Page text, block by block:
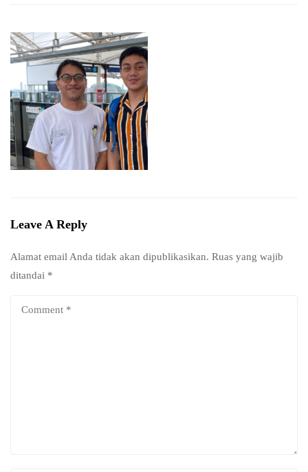
Leave A Reply
Alamat email Anda tidak akan dipublikasikan. Ruas yang wajib
ditandai *